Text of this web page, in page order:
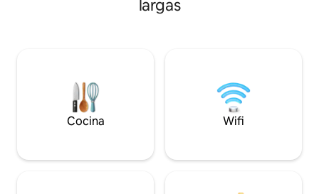
largas
Cocina Wifi